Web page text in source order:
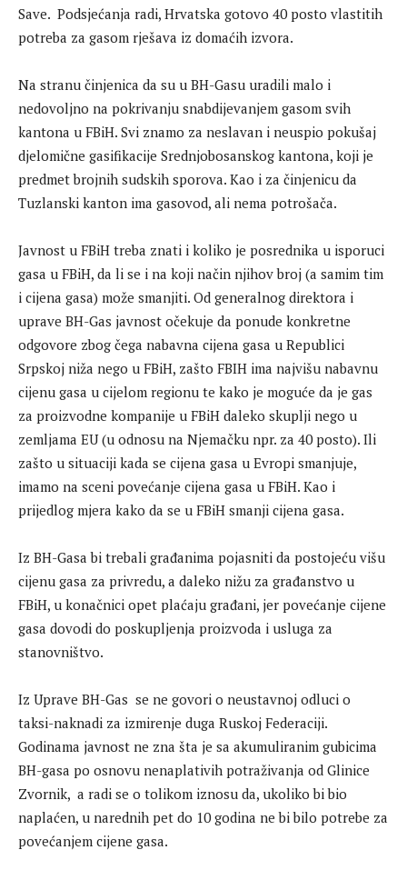
Save. Podsjećanja radi, Hrvatska gotovo 40 posto vlastitih
potreba za gasom rješava iz domaćih izvora.
Na stranu činjenica da su u BH-Gasu uradili malo i
nedovoljno na pokrivanju snabdijevanjem gasom svih
kantona u FBiH. Svi znamo za neslavan i neuspio pokušaj
djelomične gasifikacije Srednjobosanskog kantona, koji je
predmet brojnih sudskih sporova. Kao i za činjenicu da
Tuzlanski kanton ima gasovod, ali nema potrošača.
Javnost u FBiH treba znati i koliko je posrednika u isporuci
gasa u FBiH, da li se i na koji način njihov broj (a samim tim
i cijena gasa) može smanjiti. Od generalnog direktora i
uprave BH-Gas javnost očekuje da ponude konkretne
odgovore zbog čega nabavna cijena gasa u Republici
Srpskoj niža nego u FBiH, zašto FBIH ima najvišu nabavnu
cijenu gasa u cijelom regionu te kako je moguće da je gas
za proizvodne kompanije u FBiH daleko skuplji nego u
zemljama EU (u odnosu na Njemačku npr. za 40 posto). Ili
zašto u situaciji kada se cijena gasa u Evropi smanjuje,
imamo na sceni povećanje cijena gasa u FBiH. Kao i
prijedlog mjera kako da se u FBiH smanji cijena gasa.
Iz BH-Gasa bi trebali građanima pojasniti da postojeću višu
cijenu gasa za privredu, a daleko nižu za građanstvo u
FBiH, u konačnici opet plaćaju građani, jer povećanje cijene
gasa dovodi do poskupljenja proizvoda i usluga za
stanovništvo.
Iz Uprave BH-Gas se ne govori o neustavnoj odluci o
taksi-naknadi za izmirenje duga Ruskoj Federaciji.
Godinama javnost ne zna šta je sa akumuliranim gubicima
BH-gasa po osnovu nenaplativih potraživanja od Glinice
Zvornik, a radi se o tolikom iznosu da, ukoliko bi bio
naplaćen, u narednih pet do 10 godina ne bi bilo potrebe za
povećanjem cijene gasa.